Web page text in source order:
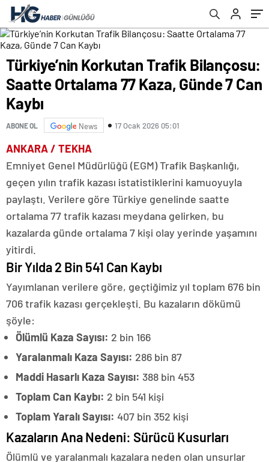
Türkiye’nin Korkutan Trafik Bilançosu:
Saatte Ortalama 77 Kaza, Günde 7 Can
Kaybı
ABONE OL News 17 Ocak 2026 05:01
ANKARA / TEKHA
Emniyet Genel Müdürlüğü (EGM) Trafik Başkanlığı,
geçen yılın trafik kazası istatistiklerini kamuoyuyla
paylaştı. Verilere göre Türkiye genelinde saatte
ortalama 77 trafik kazası meydana gelirken, bu
kazalarda günde ortalama 7 kişi olay yerinde yaşamını
yitirdi.
Bir Yılda 2 Bin 541 Can Kaybı
Yayımlanan verilere göre, geçtiğimiz yıl toplam 676 bin
706 trafik kazası gerçekleşti. Bu kazaların dökümü
şöyle:
Ölümlü Kaza Sayısı: 2 bin 166
Yaralanmalı Kaza Sayısı: 286 bin 87
Maddi Hasarlı Kaza Sayısı: 388 bin 453
Toplam Can Kaybı: 2 bin 541 kişi
Toplam Yaralı Sayısı: 407 bin 352 kişi
Kazaların Ana Nedeni: Sürücü Kusurları
Ölümlü ve yaralanmalı kazalara neden olan unsurlar